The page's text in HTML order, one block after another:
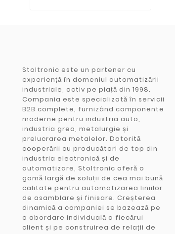
Stoltronic este un partener cu
experiență în domeniul automatizării
industriale, activ pe piață din 1998.
Compania este specializată în servicii
B2B complete, furnizând componente
moderne pentru industria auto,
industria grea, metalurgie și
prelucrarea metalelor. Datorită
cooperării cu producători de top din
industria electronică și de
automatizare, Stoltronic oferă o
gamă largă de soluții de cea mai bună
calitate pentru automatizarea liniilor
de asamblare și finisare. Creșterea
dinamică a companiei se bazează pe
o abordare individuală a fiecărui
client și pe construirea de relații de